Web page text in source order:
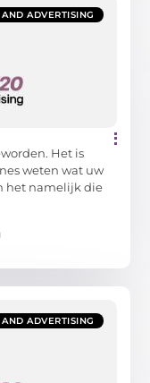
ADVERTISING
Het is
weten wat uw
het namelijk die
ADVERTISING